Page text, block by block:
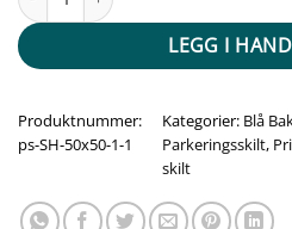
LEGG I
Produktnummer:
ps-SH-50x50-1-1
Kategorier: Blå
Parkeringsskilt,
skilt